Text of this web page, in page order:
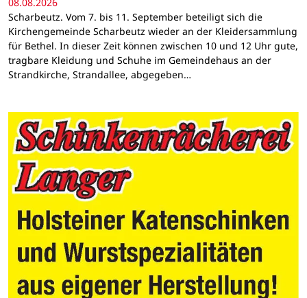
Scharbeutz. Vom 7. bis 11. September beteiligt sich die
Kirchengemeinde Scharbeutz wieder an der Kleidersammlung
für Bethel. In dieser Zeit können zwischen 10 und 12 Uhr gute,
tragbare Kleidung und Schuhe im Gemeindehaus an der
Strandkirche, Strandallee, abgegeben…